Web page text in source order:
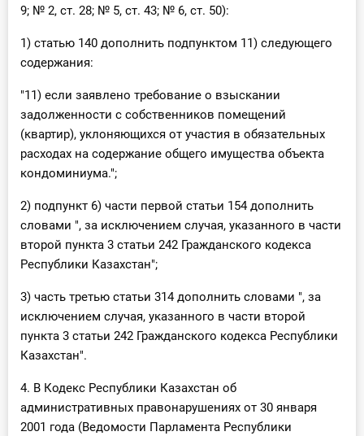
9; № 2, ст. 28; № 5, ст. 43; № 6, ст. 50):
1) статью 140 дополнить подпунктом 11) следующего
содержания:
"11) если заявлено требование о взыскании
задолженности с собственников помещений
(квартир), уклоняющихся от участия в обязательных
расходах на содержание общего имущества объекта
кондоминиума.";
2) подпункт 6) части первой статьи 154 дополнить
словами ", за исключением случая, указанного в части
второй пункта 3 статьи 242 Гражданского кодекса
Республики Казахстан";
3) часть третью статьи 314 дополнить словами ", за
исключением случая, указанного в части второй
пункта 3 статьи 242 Гражданского кодекса Республики
Казахстан".
4. В Кодекс Республики Казахстан об
административных правонарушениях от 30 января
2001 года (Ведомости Парламента Республики